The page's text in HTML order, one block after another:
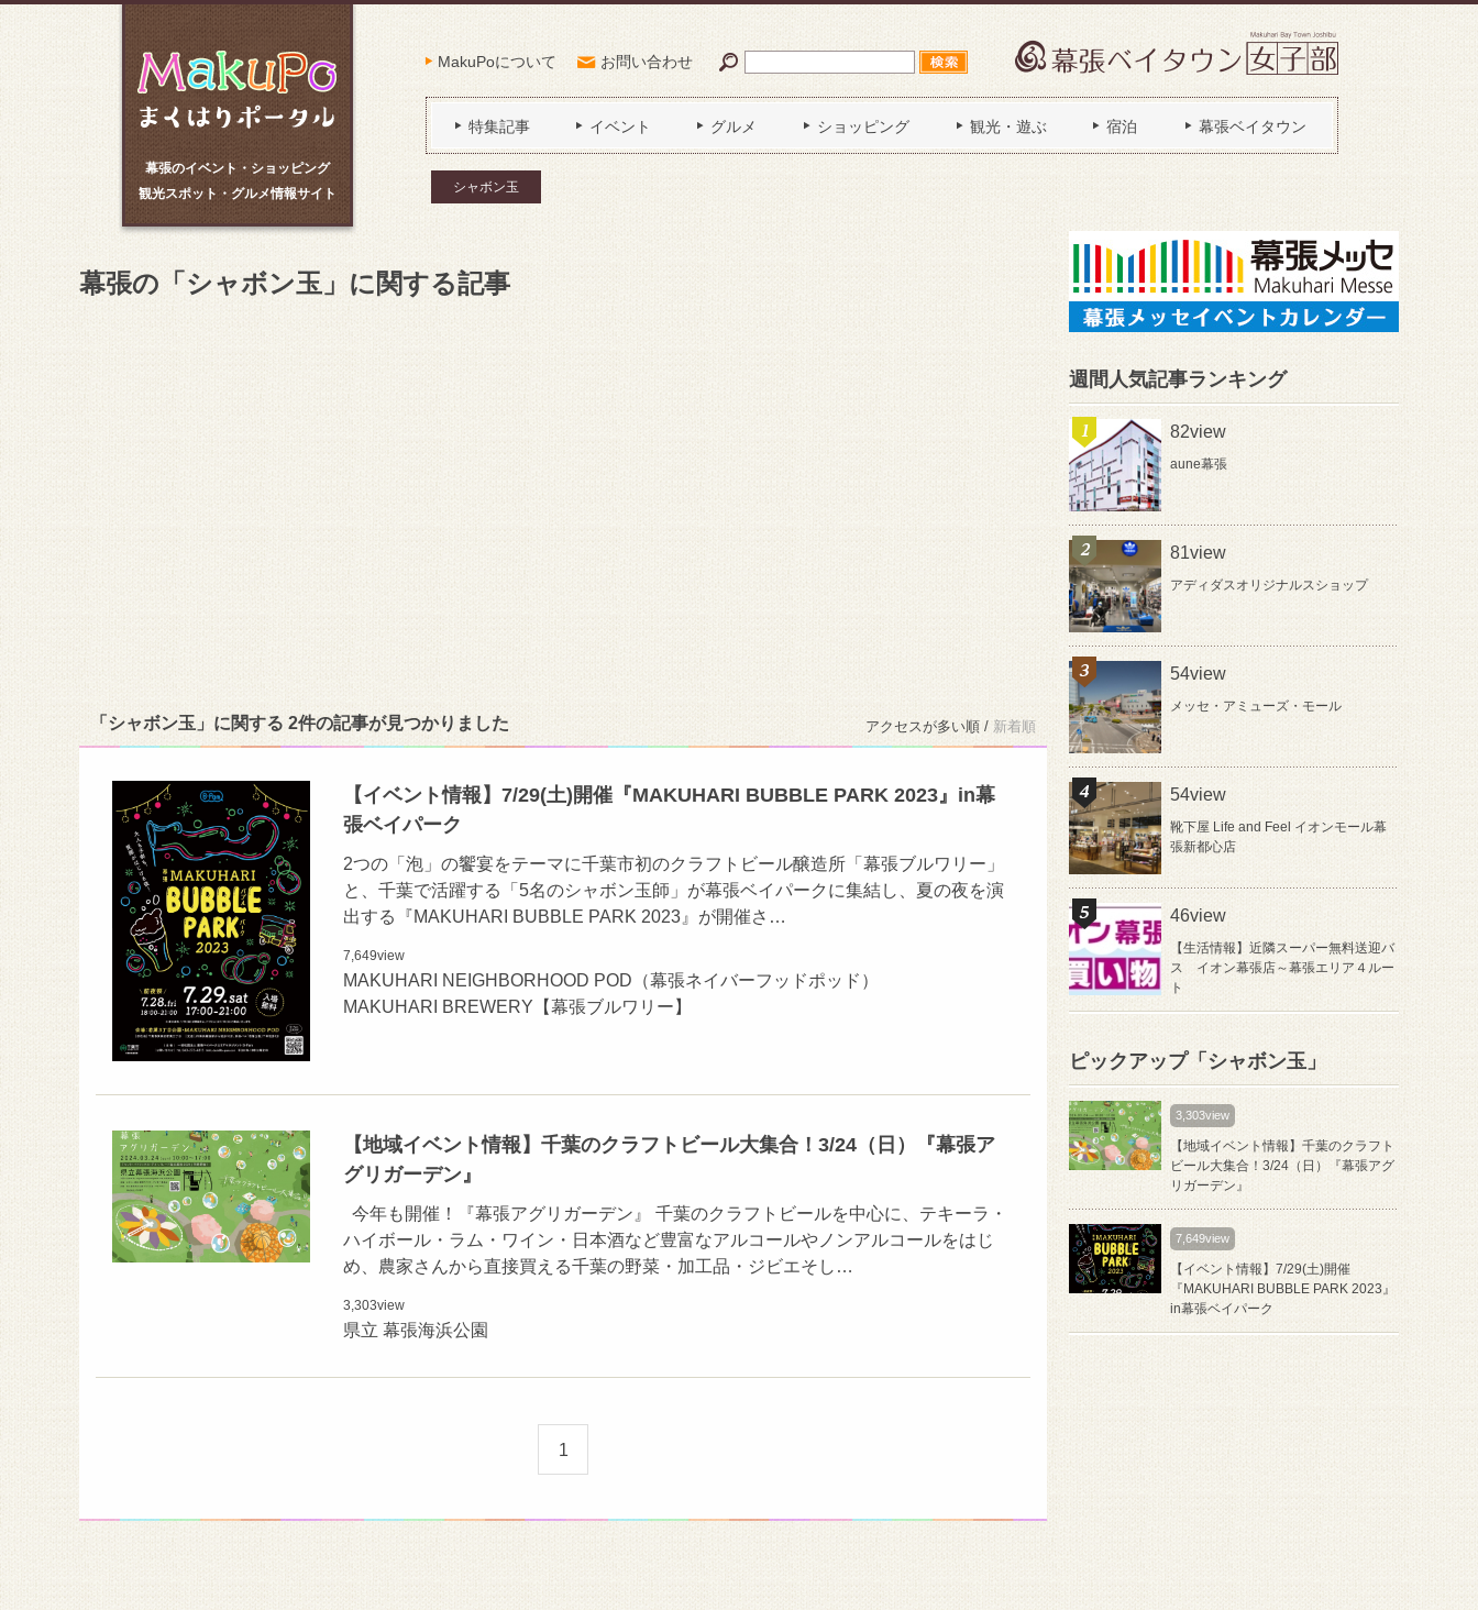
幕張のイベント・ショッピング
観光スポット・グルメ情報サイト
MakuPoについて お問い合わせ
特集記事 イベント グルメ ショッピング 観光・遊ぶ 宿泊 幕張ベイタウン
シャボン玉
幕張の「シャボン玉」に関する記事
「シャボン玉」に関する 2件の記事が見つかりました アクセスが多い順 / 新着順
【イベント情報】7/29(土)開催『MAKUHARI BUBBLE PARK 2023』in幕
張ベイパーク
2つの「泡」の饗宴をテーマに千葉市初のクラフトビール醸造所「幕張ブルワリー」
と、千葉で活躍する「5名のシャボン玉師」が幕張ベイパークに集結し、夏の夜を演
出する『MAKUHARI BUBBLE PARK 2023』が開催さ…
7,649view
MAKUHARI NEIGHBORHOOD POD（幕張ネイバーフッドポッド）
MAKUHARI BREWERY【幕張ブルワリー】
【地域イベント情報】千葉のクラフトビール大集合！3/24（日）『幕張ア
グリガーデン』
今年も開催！『幕張アグリガーデン』 千葉のクラフトビールを中心に、テキーラ・
ハイボール・ラム・ワイン・日本酒など豊富なアルコールやノンアルコールをはじ
め、農家さんから直接買える千葉の野菜・加工品・ジビエそし…
3,303view
県立 幕張海浜公園
1
週間人気記事ランキング
82view
aune幕張
81view
アディダスオリジナルスショップ
54view
メッセ・アミューズ・モール
54view
靴下屋 Life and Feel イオンモール幕
張新都心店
46view
【生活情報】近隣スーパー無料送迎バ
ス イオン幕張店～幕張エリア４ルー
ト
ピックアップ「シャボン玉」
3,303view
【地域イベント情報】千葉のクラフト
ビール大集合！3/24（日）『幕張アグ
リガーデン』
7,649view
【イベント情報】7/29(土)開催
『MAKUHARI BUBBLE PARK 2023』
in幕張ベイパーク